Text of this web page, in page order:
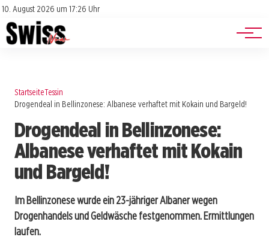
10. August 2026 um 17:26 Uhr
Impressum
Datenschutz
Jobs
Events
StartseiteTessin
Drogendeal in Bellinzonese: Albanese verhaftet mit Kokain und Bargeld!
Drogendeal in Bellinzonese:
Albanese verhaftet mit Kokain
und Bargeld!
Im Bellinzonese wurde ein 23-jähriger Albaner wegen
Drogenhandels und Geldwäsche festgenommen. Ermittlungen
laufen.